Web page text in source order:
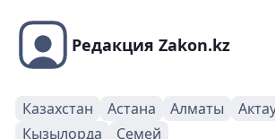
Редакция Zakon.kz
Казахстан Астана Алматы
Кызылорда
Семей